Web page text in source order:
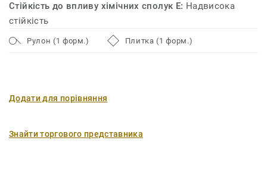
Стійкість до впливу хімічних сполук E: Надвисока
стійкість
Рулон (1 форм.) Плитка (1 форм.)
Додати для порівняння
Знайти торгового представника